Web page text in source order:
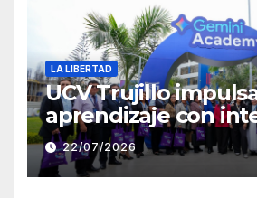
LA LIBERTAD
UCV Trujillo
aprendizaje con
artificial a través de
Gemini
22/07/2026